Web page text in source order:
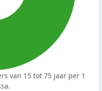
van 15 tot 75 jaar per 1